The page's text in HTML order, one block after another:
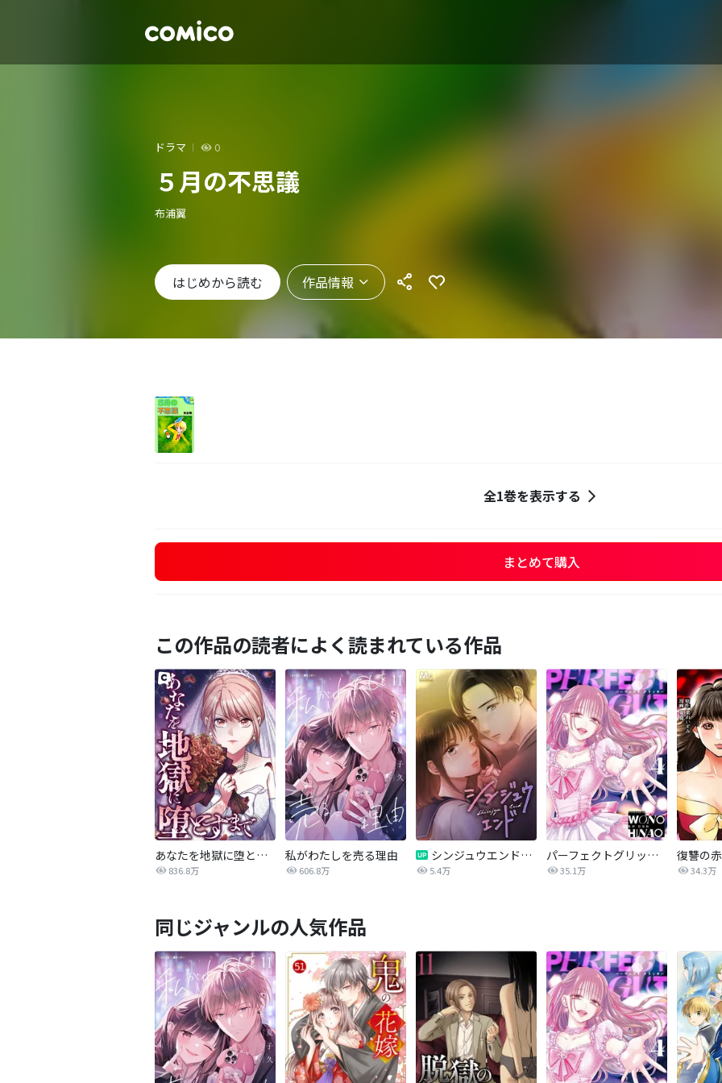
ドラマ 0
５月の不思議
布浦翼
はじめから読む 作品情報
全1巻を表示する
まとめて購入
この作品の読者によく読まれている作品
あなたを地獄に堕とすまで
836.8万
私がわたしを売る理由
606.8万
シンジュウエンド【タテヨミ】
5.4万
パーフェクトグリッター
35.1万 34.3万
同じジャンルの人気作品